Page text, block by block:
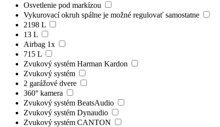
Osvetlenie pod markízou
Vykurovací okruh spálne je možné regulovať samostatne
2198 L
13 L
Airbag 1x
715 L
Zvukový systém Harman Kardon
Zvukový systém
2 garážové dvere
360° kamera
Zvukový systém BeatsAudio
Zvukový systém Dynaudio
Zvukový systém CANTON